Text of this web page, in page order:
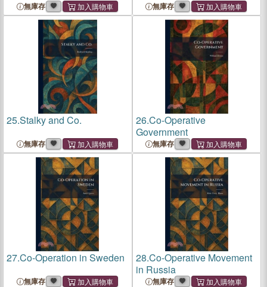
無庫存 無庫存
25.Stalky and Co.
無庫存
26.Co-Operative
Government
無庫存
27.Co-Operation in Sweden
無庫存
28.Co-Operative Movement
in Russia
無庫存